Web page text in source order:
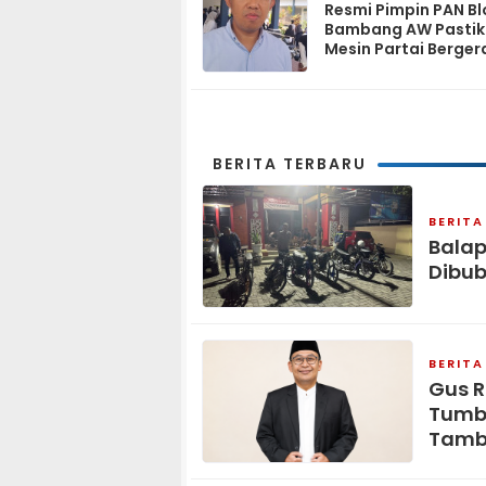
Resmi Pimpin PAN
Bambang AW
Mesin Partai
BERITA TERBARU
BERITA
BERITA
Gus